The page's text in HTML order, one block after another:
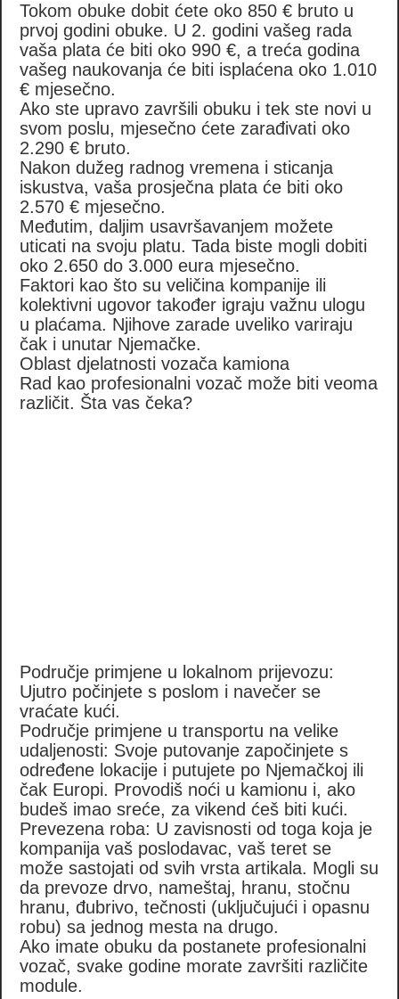
Tokom obuke dobit ćete oko 850 € bruto u
prvoj godini obuke. U 2. godini vašeg rada
vaša plata će biti oko 990 €, a treća godina
vašeg naukovanja će biti isplaćena oko 1.010
€ mjesečno.
Ako ste upravo završili obuku i tek ste novi u
svom poslu, mjesečno ćete zarađivati ​​oko
2.290 € bruto.
Nakon dužeg radnog vremena i sticanja
iskustva, vaša prosječna plata će biti oko
2.570 € mjesečno.
Međutim, daljim usavršavanjem možete
uticati na svoju platu. Tada biste mogli dobiti
oko 2.650 do 3.000 eura mjesečno.
Faktori kao što su veličina kompanije ili
kolektivni ugovor također igraju važnu ulogu
u plaćama. Njihove zarade uveliko variraju
čak i unutar Njemačke.
Oblast djelatnosti vozača kamiona
Rad kao profesionalni vozač može biti veoma
različit. Šta vas čeka?
Područje primjene u lokalnom prijevozu:
Ujutro počinjete s poslom i navečer se
vraćate kući.
Područje primjene u transportu na velike
udaljenosti: Svoje putovanje započinjete s
određene lokacije i putujete po Njemačkoj ili
čak Europi. Provodiš noći u kamionu i, ako
budeš imao sreće, za vikend ćeš biti kući.
Prevezena roba: U zavisnosti od toga koja je
kompanija vaš poslodavac, vaš teret se
može sastojati od svih vrsta artikala. Mogli su
da prevoze drvo, nameštaj, hranu, stočnu
hranu, đubrivo, tečnosti (uključujući i opasnu
robu) sa jednog mesta na drugo.
Ako imate obuku da postanete profesionalni
vozač, svake godine morate završiti različite
module.